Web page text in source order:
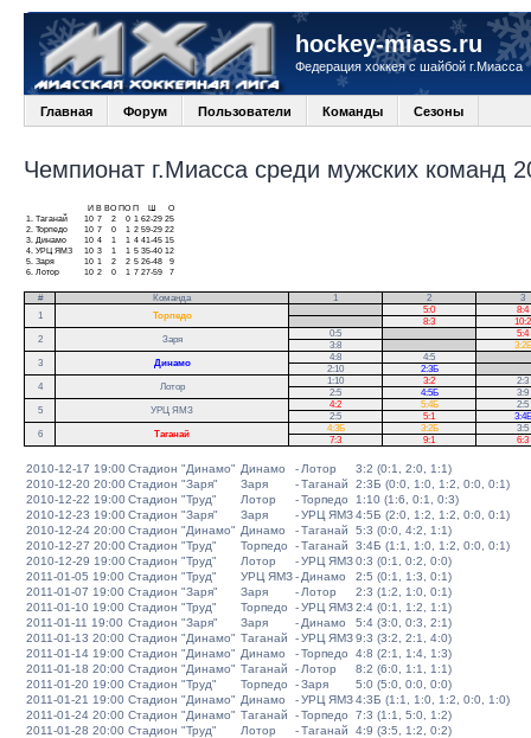
hockey-miass.ru
Федерация хоккея с шайбой г.Миасса
Главная Форум Пользователи Команды Сезоны
Чемпионат г.Миасса среди мужских команд
И В ВО ПО П
О
1.
Таганай 10 7 2 0 1 62-29 25
2. Торпедо 10 7 0 1 2 59-29 22
3.
Динамо 10 4 1 1 4 41-45 15
4. УРЦ ЯМЗ 10 3 1 1 5 35-40 12
5. Заря 10 1 2 2 5 26-48
9
6. Лотор 10 2 0 1 7 27-59 7
# Команда 1 2
3
1
Торпедо
5:0
8:4
8:3
10:2
2
Заря
0:5
5:4
3:8
3:2Б
3
Динамо
4:8 4:5
2:10
2:3Б
4
Лотор
1:10 3:2
2:3
2:5
4:5Б
3:9
5
УРЦ ЯМЗ
4:2 5:4Б
2:5
2:5
5:1
3:4Б
6
Таганай
4:3Б 3:2Б
3:5
7:3
9:1 6:3
2010-12-17 19:00Стадион "Динамо" Динамо - Лотор
3:2 (0:1, 2:0, 1:1)
2010-12-20 20:00Стадион "Заря" Заря -Таганай
2:3Б (0:0, 1:0, 1:2, 0:0, 0:1)
2010-12-22 19:00Стадион "Труд" Лотор -Торпедо
1:10 (1:6, 0:1, 0:3)
2010-12-23 19:00Стадион "Заря" Заря -УРЦ ЯМЗ4:5Б (2:0, 1:2, 1:2, 0:0, 0:1)
2010-12-24 20:00Стадион "Динамо" Динамо -Таганай
5:3 (0:0, 4:2, 1:1)
2010-12-27 20:00Стадион "Труд" Торпедо -Таганай
3:4Б (1:1, 1:0, 1:2, 0:0, 0:1)
2010-12-29 19:00Стадион "Труд" Лотор -УРЦ ЯМЗ0:3 (0:1, 0:2, 0:0)
2011-01-05 19:00 Стадион "Труд" УРЦ ЯМЗ- Динамо
2:5 (0:1, 1:3, 0:1)
2011-01-07 19:00 Стадион "Заря" Заря - Лотор
2:3 (1:2, 1:0, 0:1)
2011-01-10 19:00 Стадион "Труд" Торпедо -УРЦ ЯМЗ2:4 (0:1, 1:2, 1:1)
2011-01-11 19:00 Стадион "Заря" Заря - Динамо
5:4 (3:0, 0:3, 2:1)
2011-01-13 20:00 Стадион "Динамо" Таганай -УРЦ ЯМЗ9:3 (3:2, 2:1, 4:0)
2011-01-14 19:00 Стадион "Динамо" Динамо -Торпедо
4:8 (2:1, 1:4, 1:3)
2011-01-18 20:00 Стадион "Динамо" Таганай - Лотор
8:2 (6:0, 1:1, 1:1)
2011-01-20 19:00 Стадион "Труд" Торпедо -Заря
5:0 (5:0, 0:0, 0:0)
2011-01-21 19:00 Стадион "Динамо" Динамо -УРЦ ЯМЗ4:3Б (1:1, 1:0, 1:2, 0:0, 1:0)
2011-01-24 20:00 Стадион "Динамо" Таганай -Торпедо
7:3 (1:1, 5:0, 1:2)
2011-01-28 20:00 Стадион "Труд" Лотор -Таганай
4:9 (3:5, 1:2, 0:2)